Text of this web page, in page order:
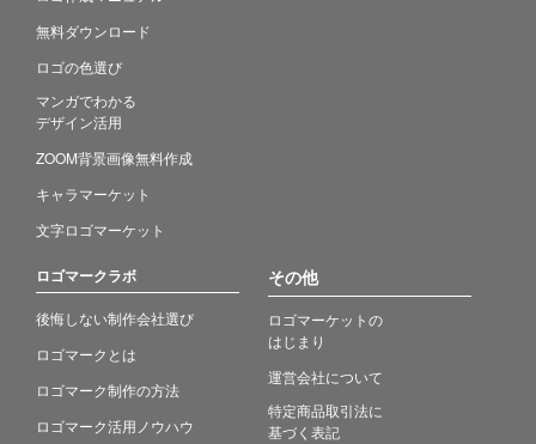
無料ダウンロード
ロゴの色選び
マンガでわかる
デザイン活用
ZOOM背景画像無料作成
キャラマーケット
文字ロゴマーケット
ロゴマークラボ
後悔しない制作会社選び
ロゴマークとは
ロゴマーク制作の方法
ロゴマーク活用ノウハウ
その他
ロゴマーケットの
はじまり
運営会社について
特定商品取引法に
基づく表記